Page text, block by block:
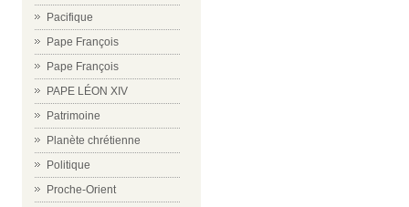
Pacifique
Pape François
Pape François
PAPE LÉON XIV
Patrimoine
Planète chrétienne
Politique
Proche-Orient